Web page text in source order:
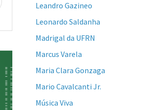
Leandro Gazineo
Leonardo Saldanha
Madrigal da UFRN
Marcus Varela
Maria Clara Gonzaga
Mario Cavalcanti Jr.
Música Viva